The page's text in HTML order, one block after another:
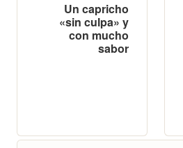
Un capricho
«sin culpa» y
con mucho
sabor